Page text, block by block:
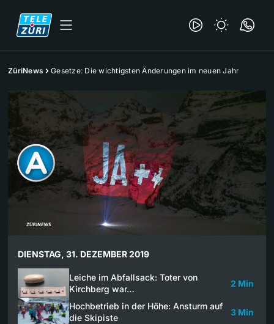
ZüriNews Gesetze: Die wichtigsten Änderungen im neuen Jahr
DIENSTAG, 31. DEZEMBER 2019
Leiche im Abfallsack: Toter von
Kirchberg war…
2 Min
Hochbetrieb in der Höhe: Ansturm auf
die Skipiste
3 Min